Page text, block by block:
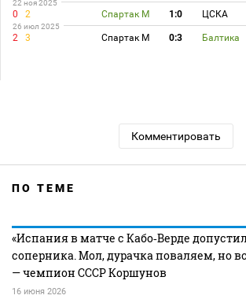
22 ноя 2025
0 2 Спартак М 1:0 ЦСКА
26 июл 2025
2 3 Спартак М 0:3 Балтика
Комментировать
ПО ТЕМЕ
«Испания в матче с Кабо‑Верде
соперника. Мол, дурачка поваляем, но
— чемпион СССР Коршунов
16 июня 2026